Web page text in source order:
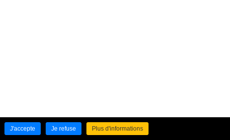
J'accepte Je refuse Plus d'informations